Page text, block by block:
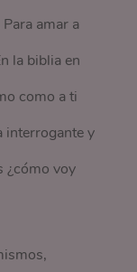
amar a
la biblia en
como a ti
interrogante y
¿cómo voy